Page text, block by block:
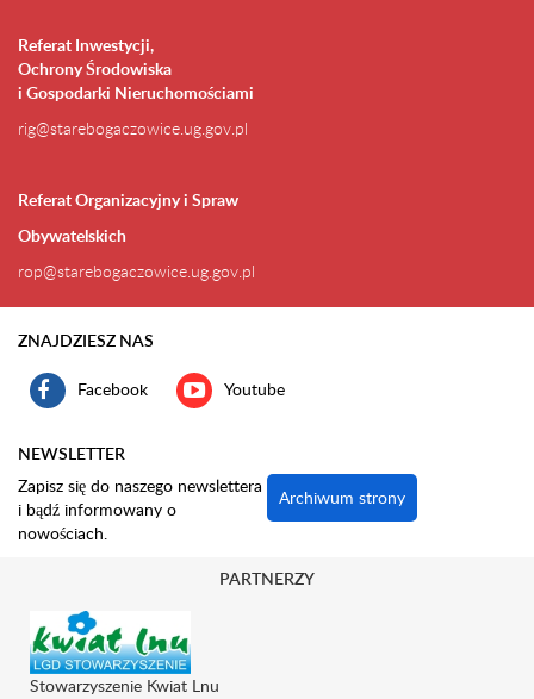
Referat Inwestycji,
Ochrony Środowiska
i Gospodarki Nieruchomościami
rig@starebogaczowice.ug.gov.pl
Referat Organizacyjny i Spraw
Obywatelskich
rop@starebogaczowice.ug.gov.pl
ZNAJDZIESZ NAS
Facebook Youtube
NEWSLETTER
Zapisz się do naszego newslettera
i bądź informowany o
nowościach.
Archiwum strony
PARTNERZY
Stowarzyszenie Kwiat Lnu